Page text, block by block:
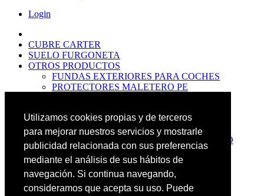
Utilizamos cookies propias y de terceros
para mejorar nuestros servicios y mostrarle
publicidad relacionada con sus preferencias
mediante el análisis de sus hábitos de
navegación. Si continua navegando,
consideramos que acepta su uso. Puede
Login
CUBRE CARTER
SUELO FURGONETA
OTROS PRODUCTOS
FUNDAS EXTERIORES PARA COCHES
PROTECTORES MALETERO PE
PREMIUM
PROTECTORES MALETERO PE
PROTECTORES DE MALETERO CAUCHO
BASIC
ALFOMBRILLAS GOMA PREMIUM
ALFOMBRILLAS GOMA BASIC
OFERTAS